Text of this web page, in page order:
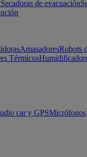
Secadoras de evacuación
AmasadoresRobots
Térmicos
car y GPSMicrófonos